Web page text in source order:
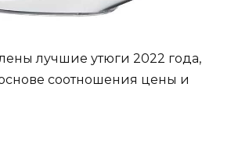
лучшие утюги 2022 года,
соотношения цены и